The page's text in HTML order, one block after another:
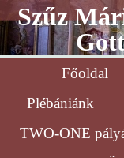
Szűz
Főoldal
Plébániánk
TWO-ONE